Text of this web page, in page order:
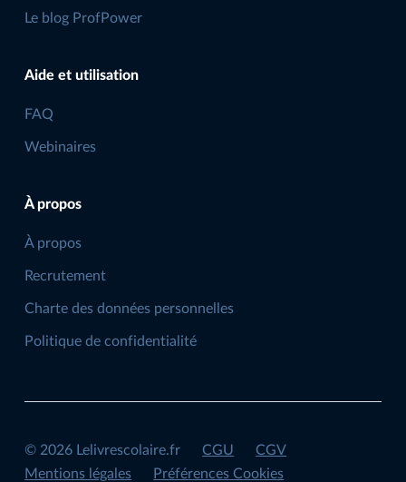
Le blog ProfPower
Aide et utilisation
FAQ
Webinaires
À propos
À propos
Recrutement
Charte des données personnelles
Politique de confidentialité
© 2026 Lelivrescolaire.fr CGU
CGV
Mentions légales
Préférences Cookies